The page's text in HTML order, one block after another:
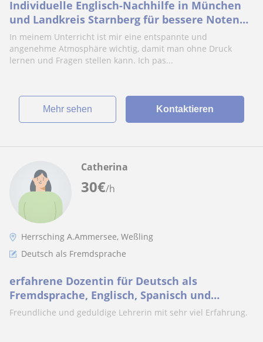
Individuelle Englisch-Nachhilfe in München
und Landkreis Starnberg für bessere Noten
und Alltag für Unterstufe und Mittelstufe
In meinem Unterricht ist mir eine entspannte und
angenehme Atmosphäre wichtig, damit man ohne Druck
lernen und Fragen stellen kann. Ich pas...
Mehr sehen Kontaktieren
30€/h
Catherina
Herrsching A.Ammersee, Weßling
Deutsch als Fremdsprache
erfahrene Dozentin für Deutsch als
Fremdsprache, Englisch, Spanisch und
Französisch
Freundliche und geduldige Lehrerin mit sehr viel Erfahrung.